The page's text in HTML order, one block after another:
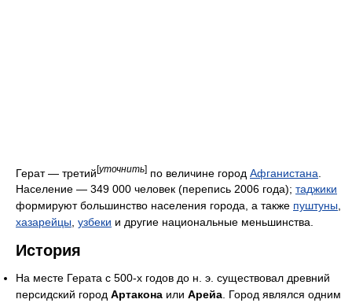
Герат — третий[уточнить] по величине город Афганистана
Население — 349 000 человек (перепись 2006 года); таджики
формируют большинство населения города, а также пуштуны,
хазарейцы, узбеки и другие национальные меньшинства.
История
На месте Герата с 500-x годов до н. э. существовал древний
персидский город Артакона или Арейа. Город являлся одним